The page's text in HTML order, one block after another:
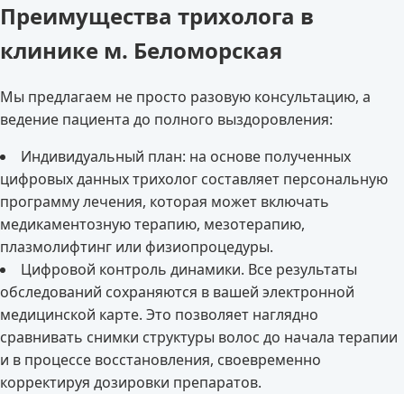
Преимущества трихолога в
клинике м. Беломорская
Мы предлагаем не просто разовую консультацию, а
ведение пациента до полного выздоровления:
Индивидуальный план: на основе полученных
цифровых данных трихолог составляет персональную
программу лечения, которая может включать
медикаментозную терапию, мезотерапию,
плазмолифтинг или физиопроцедуры.
Цифровой контроль динамики. Все результаты
обследований сохраняются в вашей электронной
медицинской карте. Это позволяет наглядно
сравнивать снимки структуры волос до начала терапии
и в процессе восстановления, своевременно
корректируя дозировки препаратов.